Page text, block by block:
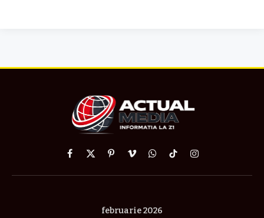
Facebook
X
PinterestVimeoWhatsApp
TikTokInstagram
februarie 2026